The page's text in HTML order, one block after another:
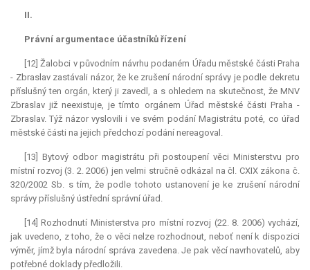
II.
Právní argumentace účastníků řízení
[12] Žalobci v původním návrhu podaném Úřadu městské části Praha
- Zbraslav zastávali názor, že ke zrušení národní správy je podle dekretu
příslušný ten orgán, který ji zavedl, a s ohledem na skutečnost, že MNV
Zbraslav již neexistuje, je tímto orgánem Úřad městské části Praha -
Zbraslav. Týž názor vyslovili i ve svém podání Magistrátu poté, co úřad
městské části na jejich předchozí podání nereagoval.
[13] Bytový odbor magistrátu při postoupení věci Ministerstvu pro
místní rozvoj (3. 2. 2006) jen velmi stručně odkázal na čl. CXIX zákona č.
320/2002 Sb. s tím, že podle tohoto ustanovení je ke zrušení národní
správy příslušný ústřední správní úřad.
[14] Rozhodnutí Ministerstva pro místní rozvoj (22. 8. 2006) vychází,
jak uvedeno, z toho, že o věci nelze rozhodnout, neboť není k dispozici
výměr, jímž byla národní správa zavedena. Je pak věcí navrhovatelů, aby
potřebné doklady předložili.